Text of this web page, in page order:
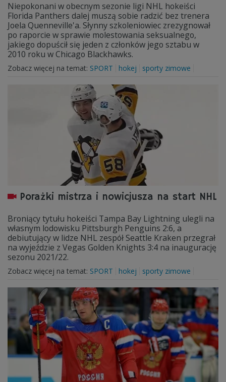
Niepokonani w obecnym sezonie ligi NHL hokeiści
Florida Panthers dalej muszą sobie radzić bez trenera
Joela Quenneville'a. Słynny szkoleniowiec zrezygnował
po raporcie w sprawie molestowania seksualnego,
jakiego dopuścił się jeden z członków jego sztabu w
2010 roku w Chicago Blackhawks.
Zobacz więcej na temat: SPORT hokej sporty zimowe
Porażki mistrza i nowicjusza na start NHL
Broniący tytułu hokeiści Tampa Bay Lightning ulegli na
własnym lodowisku Pittsburgh Penguins 2:6, a
debiutujący w lidze NHL zespół Seattle Kraken przegrał
na wyjeździe z Vegas Golden Knights 3:4 na inaugurację
sezonu 2021/22.
Zobacz więcej na temat: SPORT hokej sporty zimowe